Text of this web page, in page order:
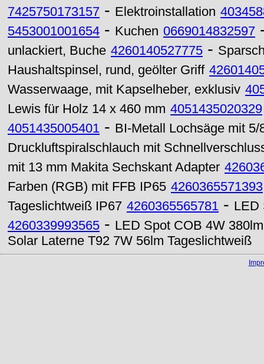
7425750173157 - Elektroinstallation
5453001001654 - Kuchen 0669014832597
unlackiert, Buche 4260140527775 -
Haushaltspinsel, rund, geölter Griff
Wasserwaage, mit Kapselheber, exklusiv
Lewis für Holz 14 x 460 mm 4051435020329
4051435005401 - BI-Metall Lochsäge mit
Druckluftspiralschlauch mit
mit 13 mm Makita Sechskant Adapter
Farben (RGB) mit FFB IP65 4260365571393
Tageslichtweiß IP67 4260365565781 - LED
4260339993565 - LED Spot COB 4W
Solar Laterne T92 7W 56lm Tageslichtweiß